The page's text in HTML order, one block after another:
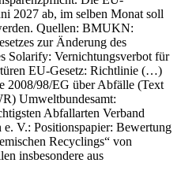
2027 ab, im selben Monat soll
Quellen: BMUKN:
zur Änderung des
Solarify: Vernichtungsverbot für
EU-Gesetz: Richtlinie (…)
2008/98/EG über Abfälle (Text
Umweltbundesamt:
Abfallarten Verband
V.: Positionspapier: Bewertung
Recyclings“ von
insbesondere aus